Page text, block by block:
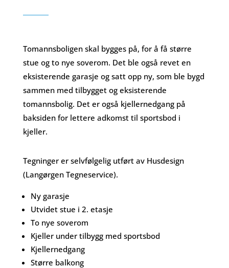
Tomannsboligen skal bygges på, for å få større
stue og to nye soverom. Det ble også revet en
eksisterende garasje og satt opp ny, som ble bygd
sammen med tilbygget og eksisterende
tomannsbolig. Det er også kjellernedgang på
baksiden for lettere adkomst til sportsbod i
kjeller.
Tegninger er selvfølgelig utført av Husdesign
(Langørgen Tegneservice).
Ny garasje
Utvidet stue i 2. etasje
To nye soverom
Kjeller under tilbygg med sportsbod
Kjellernedgang
Større balkong